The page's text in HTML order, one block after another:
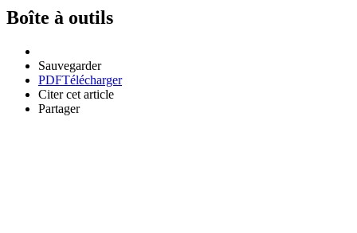
Boîte à outils
Sauvegarder
PDFTélécharger
Citer cet article
Partager